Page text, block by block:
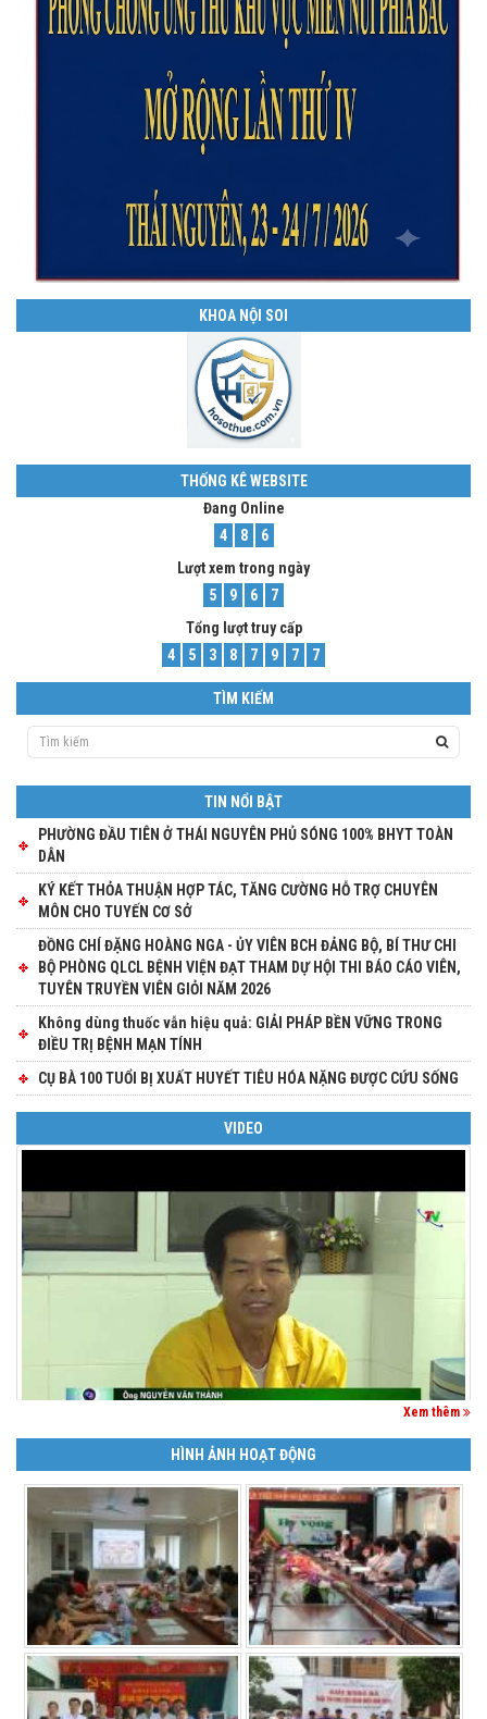
KHOA NỘI SOI
THỐNG KÊ WEBSITE
Đang Online
4
8
6
Lượt xem trong ngày
5
9 6
7
Tổng lượt truy cấp
4
5 3 8 7 9 7 7
TÌM KIẾM
TIN NỔI BẬT
PHƯỜNG ĐẦU TIÊN Ở THÁI NGUYÊN PHỦ SÓNG 100% BHYT TOÀN
DÂN
KÝ KẾT THỎA THUẬN HỢP TÁC, TĂNG CƯỜNG HỖ TRỢ CHUYÊN
MÔN CHO TUYẾN CƠ SỞ
ĐỒNG CHÍ ĐẶNG HOÀNG NGA - ỦY VIÊN BCH ĐẢNG BỘ, BÍ THƯ CHI
BỘ PHÒNG QLCL BỆNH VIỆN ĐẠT THAM DỰ HỘI THI BÁO CÁO VIÊN,
TUYÊN TRUYỀN VIÊN GIỎI NĂM 2026
Không dùng thuốc vẫn hiệu quả: GIẢI PHÁP BỀN VỮNG TRONG
ĐIỀU TRỊ BỆNH MẠN TÍNH
CỤ BÀ 100 TUỔI BỊ XUẤT HUYẾT TIÊU HÓA NẶNG ĐƯỢC CỨU SỐNG
VIDEO
Xem thêm
HÌNH ẢNH HOẠT ĐỘNG